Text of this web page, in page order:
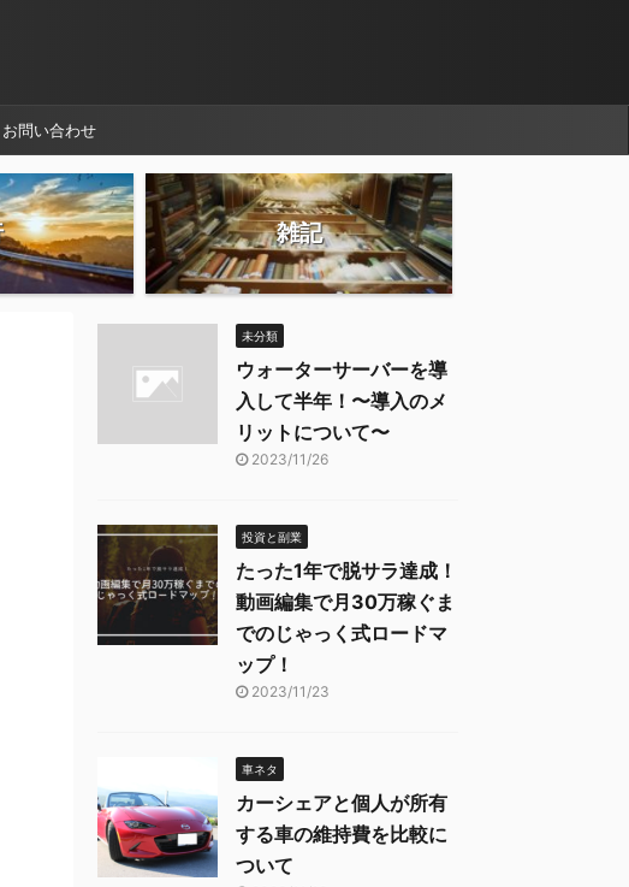
お問い合わせ
雑記
未分類
ウォーターサーバーを導
入して半年！〜導入のメ
リットについて〜
2023/11/26
投資と副業
たった1年で脱サラ達成！
動画編集で月30万稼ぐま
でのじゃっく式ロードマ
ップ！
2023/11/23
車ネタ
カーシェアと個人が所有
する車の維持費を比較に
ついて